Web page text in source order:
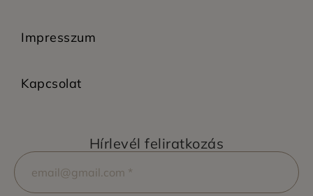
Impresszum
Kapcsolat
Hírlevél feliratkozás